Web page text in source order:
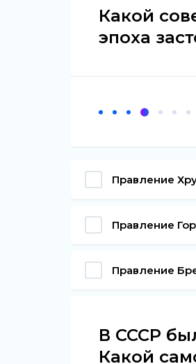
Какой
эпоха
Правление
Правление
Правление
В СССР
Какой